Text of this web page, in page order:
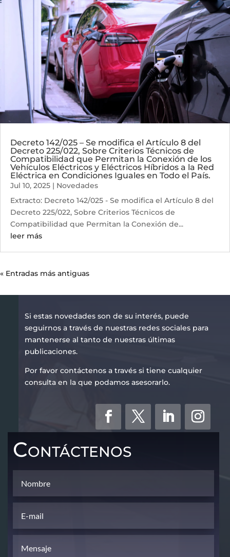
Decreto 142/025 – Se modifica el Artículo 8 del
Decreto 225/022, Sobre Criterios Técnicos de
Compatibilidad que Permitan la Conexión de los
Vehículos Eléctricos y Eléctricos Híbridos a la Red
Eléctrica en Condiciones Iguales en Todo el País.
Jul 10, 2025 | Novedades
Extracto: Decreto 142/025 - Se modifica el Artículo 8 del
Decreto 225/022, Sobre Criterios Técnicos de
Compatibilidad que Permitan la Conexión de...
leer más
« Entradas más antiguas
Si estas novedades son de su interés, puede
seguirnos a través de nuestras redes sociales para
mantenerse al tanto de nuestras últimas
publicaciones.
Por favor contáctenos a través si tiene cualquier
consulta en la que podamos asesorarlo.
Contáctenos